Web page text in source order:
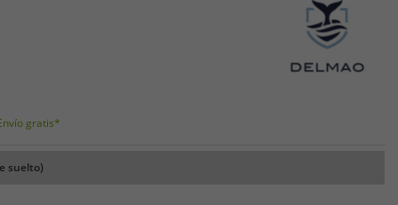
gratis*
suelto)